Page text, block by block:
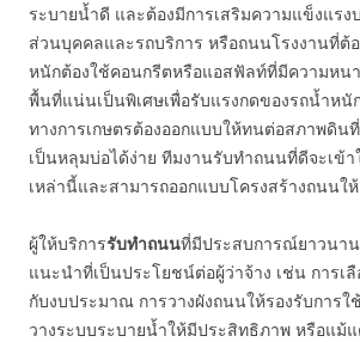
ระบายน้ำดี และต้องมีการเสริมความแข็งแรง
ส่วนบุคคลและรถบริการ หรือถนนโรงงานที่ต้
หนักต้องใช้คอนกรีตหรือแอสฟัลท์ที่มีความหน
พื้นที่แน่นเป็นพิเศษเพื่อรับแรงกดของรถน้ำห
ทางการเกษตรต้องออกแบบให้ทนต่อสภาพดิน
เป็นหลุมบ่อได้ง่าย ทีมงานรับทำถนนที่ดีจะเข้
เหล่านี้และสามารถออกแบบโครงสร้างถนนใ
ผู้ให้บริการรับทำถนนที่มีประสบการณ์ยาวนา
แนะนำที่เป็นประโยชน์ต่อผู้ว่าจ้าง เช่น การเ
กับงบประมาณ การวางผังถนนให้รองรับการ
วางระบบระบายน้ำให้มีประสิทธิภาพ หรือแม้